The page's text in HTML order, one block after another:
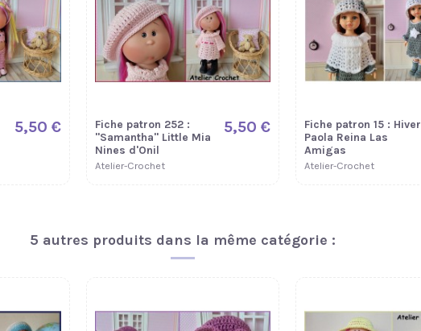
5,50 €
Fiche patron 252 :
"Samantha" Little Mia
Nines d'Onil
Atelier-Crochet
5,50 €
Fiche patron 15 : Hiver
Paola Reina Las
Amigas
Atelier-Crochet
5 autres produits dans la même catégorie :